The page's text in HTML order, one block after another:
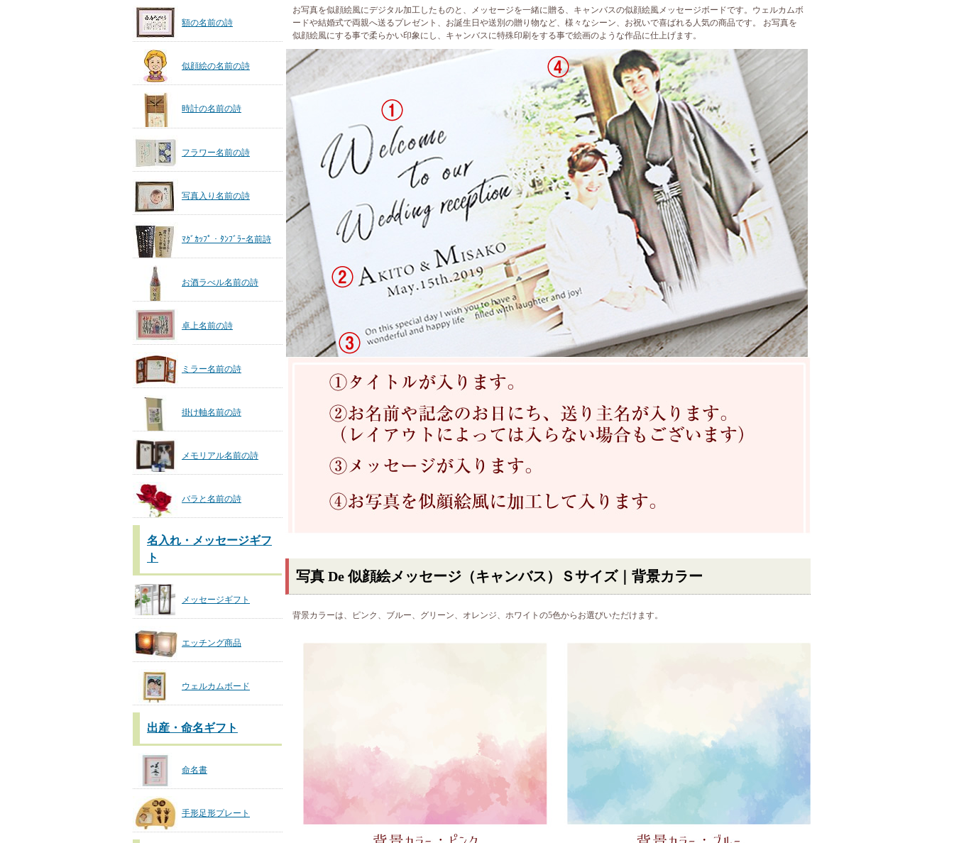
額の名前の詩
似顔絵の名前の詩
時計の名前の詩
フラワー名前の詩
写真入り名前の詩
ﾏｸﾞｶｯﾌﾟ・ﾀﾝﾌﾞﾗｰ名前詩
お酒ラべル名前の詩
卓上名前の詩
ミラー名前の詩
掛け軸名前の詩
メモリアル名前の詩
バラと名前の詩
名入れ・メッセージギフ
ト
メッセージギフト
エッチング商品
ウェルカムボード
出産・命名ギフト
命名書
手形足形プレート
お写真を似顔絵風にデジタル加工したものと、メッセージを一緒に贈る、キャンバスの似顔絵風メッセージボードです。ウェルカムボ
ードや結婚式で両親へ送るプレゼント、お誕生日や送別の贈り物など、様々なシーン、お祝いで喜ばれる人気の商品です。 お写真を
似顔絵風にする事で柔らかい印象にし、キャンバスに特殊印刷をする事で絵画のような作品に仕上げます。
写真 De 似顔絵メッセージ（キャンバス）Ｓサイズ｜背景カラー
背景カラーは、ピンク、ブルー、グリーン、オレンジ、ホワイトの5色からお選びいただけます。